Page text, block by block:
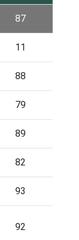
87
11
88
79
89
82
93
92